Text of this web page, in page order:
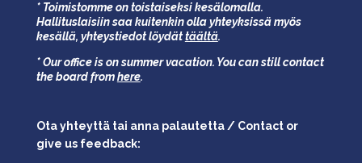
* Toimistomme on toistaiseksi kesälomalla.
Hallituslaisiin saa kuitenkin olla yhteyksissä myös
kesällä, yhteystiedot löydättäältä.
* Our office is on summer vacation. You can still contact
the board fromhere.
Ota yhteyttä tai anna palautetta / Contact or
give us feedback: